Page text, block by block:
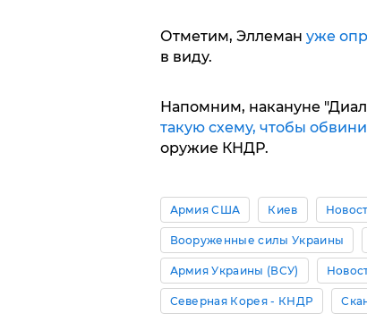
Отметим, Эллеман уже
в виду.
Напомним, накануне
такую схему, чтобы
оружие КНДР.
Армия США Киев
Вооруженные силы Украины
Армия Украины (ВСУ)
Северная Корея - КНДР